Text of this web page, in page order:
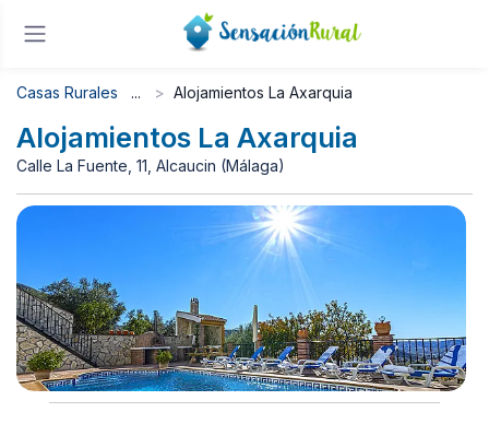
Casas Rurales Alojamientos La Axarquia
Alojamientos La Axarquia
Calle La Fuente, 11, Alcaucin (Málaga)